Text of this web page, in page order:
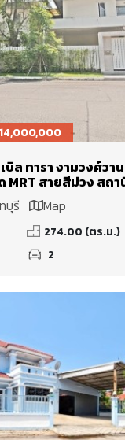
บิล ทารา งามวงศ์วา
MRT สายสีม่วง สถา
ธิเบศร์
บุรี Map
274.00 (ตร.ม.)
2